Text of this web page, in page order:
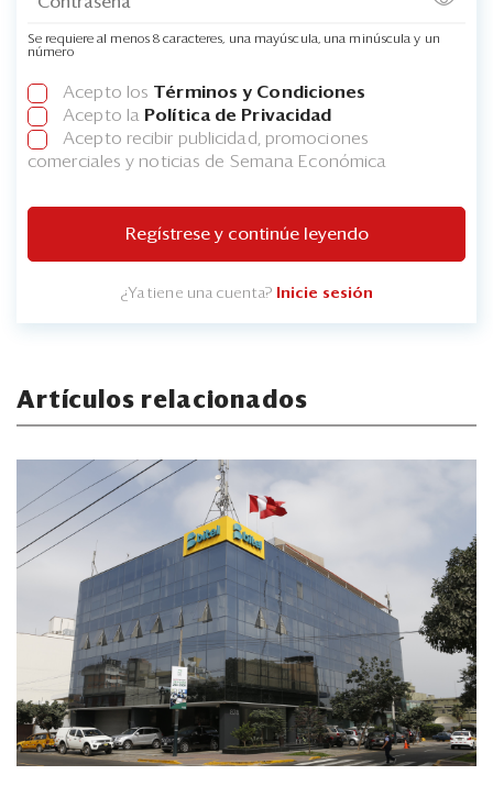
Se requiere al menos 8 caracteres, una mayúscula, una minúscula y un
número
Acepto los Términos y Condiciones
Acepto la Política de Privacidad
Acepto recibir publicidad, promociones
comerciales y noticias de Semana Económica
Regístrese y continúe leyendo
¿Ya tiene una cuenta? Inicie sesión
Artículos relacionados